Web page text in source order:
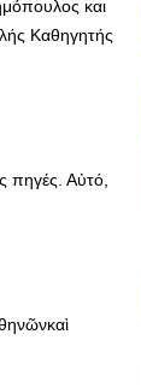
και
Καθηγητής
πηγές. Αὐτό,